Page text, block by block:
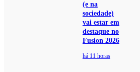
(e na
sociedade)
vai estar em
destaque no
Fusion 2026
há 11 horas